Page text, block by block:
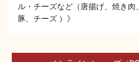
地酒蔵元会WEB展示会 地酒蔵
地酒蔵元会とは
ル・チーズなど（唐揚げ、焼き肉
豚、チーズ ）》